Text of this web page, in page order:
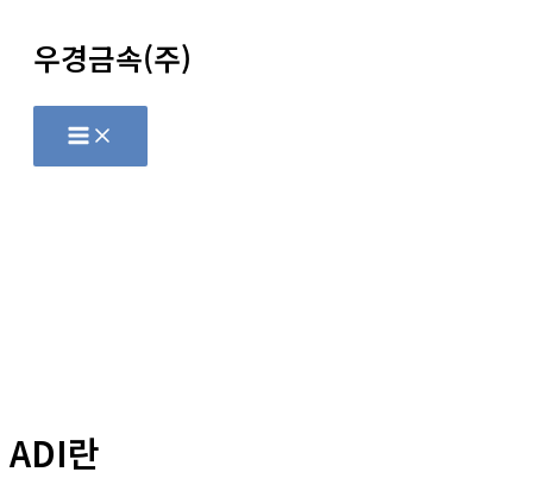
우경금속(주)
Main
Menu
ADI란